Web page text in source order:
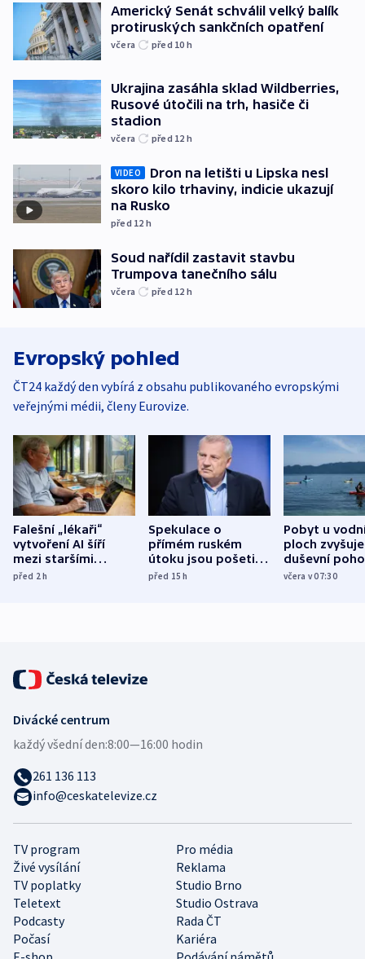
Americký Senát schválil velký balík
protiruských sankčních opatření
včera před 10 h
Ukrajina zasáhla sklad Wildberries,
Rusové útočili na trh, hasiče či
stadion
včera před 12 h
VIDEO
Dron na letišti u Lipska nesl
skoro kilo trhaviny, indicie ukazují
na Rusko
před 12 h
Soud nařídil zastavit stavbu
Trumpova tanečního sálu
včera před 12 h
Evropský pohled
ČT24 každý den vybírá z obsahu publikovaného evropskými
veřejnými médii, členy Eurovize.
Falešní „lékaři“
vytvoření AI šíří
mezi staršími
Poláky nebezpečné
před 2h
Spekulace o
přímém ruském
útoku jsou pošetilé,
míní estonský
před 15h
Pobyt u
ploch zvyšuje
duševní
ukázala
včera v 07:30
TV program
Pro média
Živé vysílání
Reklama
TV poplatky
Studio Brno
Teletext
Studio Ostrava
Podcasty
Rada ČT
Počasí
Kariéra
Divácké centrum
každý všední den:8:00—16:00 hodin
261 136 113
info@ceskatelevize.cz